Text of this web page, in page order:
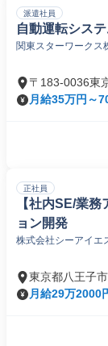
派遣社員
自動運転シス
関東スターワークス
〒183-0036東
月給35万円～
正社員
【社内SE/業
ョン開発
株式会社シーアイエ
東京都八王子
月給29万2000